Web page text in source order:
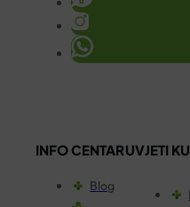
INFO CENTAR
Blog
UVJETI